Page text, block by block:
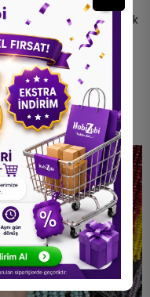
İpe Dizili Kristal Boncuk
Mat Yeşil - 10 Dizi
150,00 TL